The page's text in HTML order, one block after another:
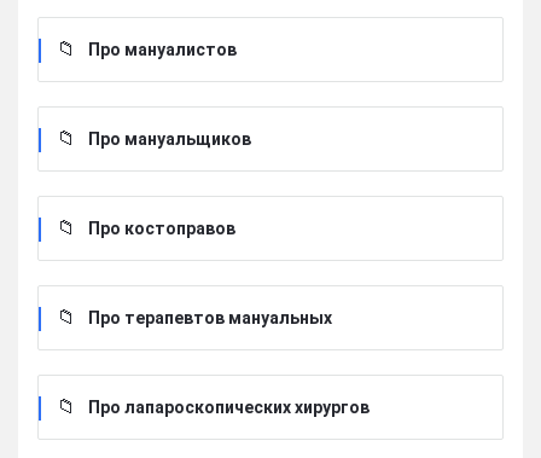
Про мануалистов
Про мануальщиков
Про костоправов
Про терапевтов мануальных
Про лапароскопических хирургов